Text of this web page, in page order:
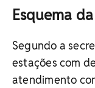
Esquema
Segundo a
estações com
atendimento